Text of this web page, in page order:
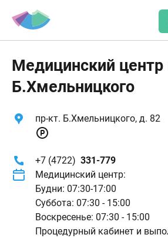
Медицинский центр
Б.Хмельницкого
пр-кт. Б.Хмельницкого, д. 82
+7 (4722) 331-779
Медицинский центр:
Будни: 07:30-17:00
Суббота: 07:30 - 15:00
Воскресенье: 07:30 - 15:00
Процедурный кабинет и